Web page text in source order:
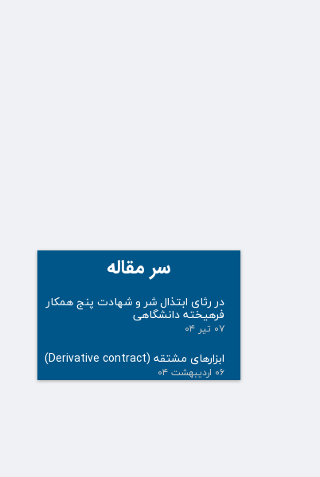
سر مقاله
در رثای ابتذال شر و شهادت پنج همکار
فرهیخته دانشگاهی
۰۷ تیر ۰۴
ابزارهای مشتقه (Derivative contract)
۰۶ اردیبهشت ۰۴